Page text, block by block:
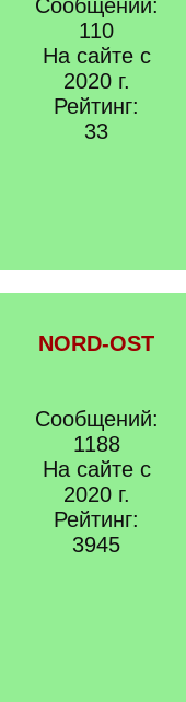
Сообщений:
110
На сайте с
2020 г.
Рейтинг:
33
NORD-OST
Сообщений:
1188
На сайте с
2020 г.
Рейтинг:
3945